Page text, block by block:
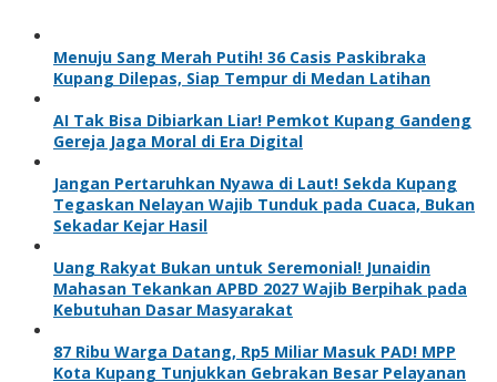
Menuju Sang Merah Putih! 36 Casis Paskibraka
Kupang Dilepas, Siap Tempur di Medan Latihan
AI Tak Bisa Dibiarkan Liar! Pemkot Kupang Gandeng
Gereja Jaga Moral di Era Digital
Jangan Pertaruhkan Nyawa di Laut! Sekda Kupang
Tegaskan Nelayan Wajib Tunduk pada Cuaca, Bukan
Sekadar Kejar Hasil
Uang Rakyat Bukan untuk Seremonial! Junaidin
Mahasan Tekankan APBD 2027 Wajib Berpihak pada
Kebutuhan Dasar Masyarakat
87 Ribu Warga Datang, Rp5 Miliar Masuk PAD! MPP
Kota Kupang Tunjukkan Gebrakan Besar Pelayanan